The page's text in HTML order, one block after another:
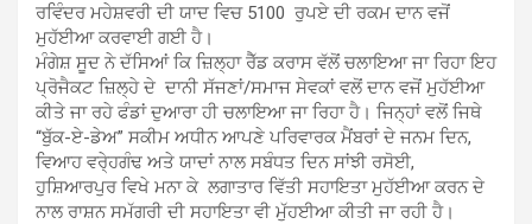
ਰਵਿੰਦਰ ਮਹੇਸ਼ਵਰੀ ਦੀ ਯਾਦ ਵਿਚ 5100 ਰੁਪਏ ਦੀ ਰਕਮ ਦਾਨ ਵਜੋਂ
ਮੁਹੱਈਆ ਕਰਵਾਈ ਗਈ ਹੈ।
ਮੰਗੇਸ਼ ਸੂਦ ਨੇ ਦੱਸਿਆਂ ਕਿ ਜ਼ਿਲ੍ਹਾ ਰੈੱਡ ਕਰਾਸ ਵੱਲੋਂ ਚਲਾਇਆ ਜਾ ਰਿਹਾ ਇਹ
ਪ੍ਰੋਜੈਕਟ ਜ਼ਿਲ੍ਹੇ ਦੇ ਦਾਨੀ ਸੱਜਣਾਂ/ਸਮਾਜ ਸੇਵਕਾਂ ਵਲੋਂ ਦਾਨ ਵਜੋਂ ਮੁਹੱਈਆ
ਕੀਤੇ ਜਾ ਰਹੇ ਫੰਡਾਂ ਦੁਆਰਾ ਹੀ ਚਲਾਇਆ ਜਾ ਰਿਹਾ ਹੈ। ਜਿਨ੍ਹਾਂ ਵਲੋਂ ਜਿਥੇ
“ਬੁੱਕ-ਏ-ਡੇਅ” ਸਕੀਮ ਅਧੀਨ ਆਪਣੇ ਪਰਿਵਾਰਕ ਮੈਂਬਰਾਂ ਦੇ ਜਨਮ ਦਿਨ,
ਵਿਆਹ ਵਰੇ੍ਹਗੰਢ ਅਤੇ ਯਾਦਾਂ ਨਾਲ ਸਬੰਧਤ ਦਿਨ ਸਾਂਝੀ ਰਸੋਈ,
ਹੁਸ਼ਿਆਰਪੁਰ ਵਿਖੇ ਮਨਾ ਕੇ ਲਗਾਤਾਰ ਵਿੱਤੀ ਸਹਾਇਤਾ ਮੁਹੱਈਆ ਕਰਨ ਦੇ
ਨਾਲ ਰਾਸ਼ਨ ਸਮੱਗਰੀ ਦੀ ਸਹਾਇਤਾ ਵੀ ਮੁੱਹਈਆ ਕੀਤੀ ਜਾ ਰਹੀ ਹੈ।